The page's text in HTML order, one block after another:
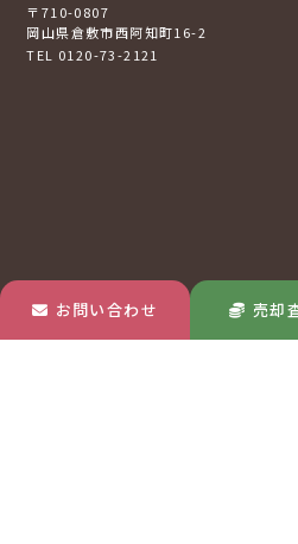
お問い合わせ 売却
〒710-0807
岡山県倉敷市西阿知町16-2
TEL 0120-73-2121